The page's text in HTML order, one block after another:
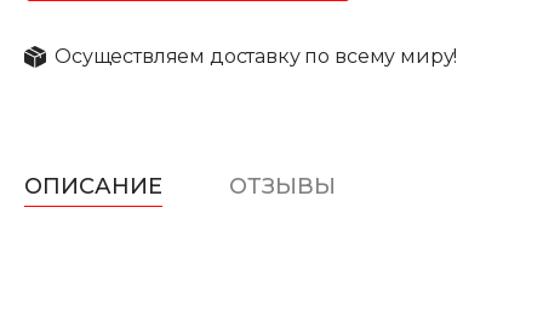
Осуществляем доставку по всему миру!
ОПИСАНИЕ ОТЗЫВЫ